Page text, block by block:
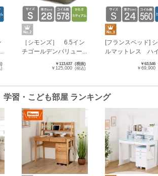
)
)
［シモンズ］ 6.5イン
チゴールデンバリュー...
￥113,637 (税抜)
￥125,000 (税込)
[フランスベッド]
ルマットレス ハ
￥63,546
￥69,900
習・こども部屋 ランキング